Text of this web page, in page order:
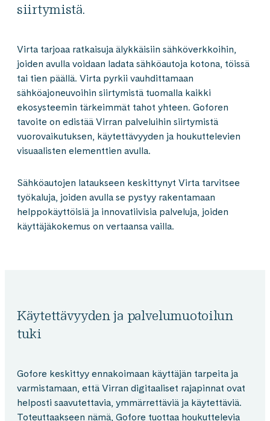
siirtymistä.
Virta tarjoaa ratkaisuja älykkäisiin sähköverkkoihin,
joiden avulla voidaan ladata sähköautoja kotona, töissä
tai tien päällä. Virta pyrkii vauhdittamaan
sähköajoneuvoihin siirtymistä tuomalla kaikki
ekosysteemin tärkeimmät tahot yhteen. Goforen
tavoite on edistää Virran palveluihin siirtymistä
vuorovaikutuksen, käytettävyyden ja houkuttelevien
visuaalisten elementtien avulla.
Sähköautojen lataukseen keskittynyt Virta tarvitsee
työkaluja, joiden avulla se pystyy rakentamaan
helppokäyttöisiä ja innovatiivisia palveluja, joiden
käyttäjäkokemus on vertaansa vailla.
Käytettävyyden ja palvelumuotoilun
tuki
Gofore keskittyy ennakoimaan käyttäjän tarpeita ja
varmistamaan, että Virran digitaaliset rajapinnat ovat
helposti saavutettavia, ymmärrettäviä ja käytettäviä.
Toteuttaakseen nämä, Gofore tuottaa houkuttelevia